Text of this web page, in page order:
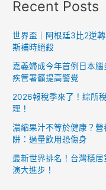
巴
馬，
一
或
長
榮
海
運？
Recent Posts
世界盃｜阿根廷3比2逆
斯補時絕殺
嘉義婦成今年首例日本
疾管署籲提高警覺
2026報稅季來了！綜所
理！
濃縮果汁不等於健康？
阱：過量飲用恐傷身
最新世界排名！台灣穩
演大進步！